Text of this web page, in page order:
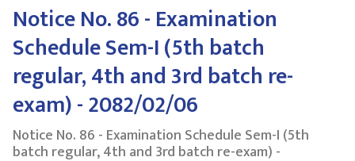
Notice No. 86 - Examination
Schedule Sem-I (5th batch
regular, 4th and 3rd batch re-
exam) - 2082/02/06
Notice No. 86 - Examination Schedule Sem-I (5th
batch regular, 4th and 3rd batch re-exam) -